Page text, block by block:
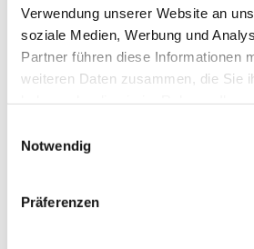
Verwendung unserer Website an
soziale Medien, Werbung und
Partner führen diese Informationen
weiteren Daten zusammen, die Sie
Notwendig
Präferenzen
Neueste Kommentare
Archiv
August 2026
Februar 2026
Oktober 2025